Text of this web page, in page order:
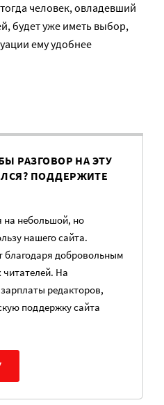
человек, овладевший
будет уже иметь выбор,
ему удобнее
РАЗГОВОР НА ЭТУ
ПОДДЕРЖИТЕ
на небольшой, но
нашего сайта.
благодаря добровольным
На
редакторов,
поддержку сайта